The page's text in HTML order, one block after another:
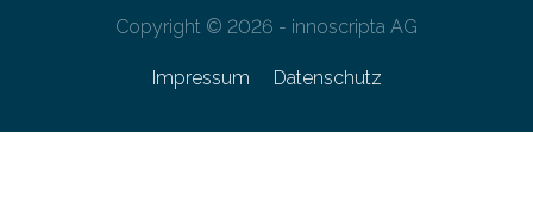
Copyright © 2026 - innoscripta AG
Impressum Datenschutz